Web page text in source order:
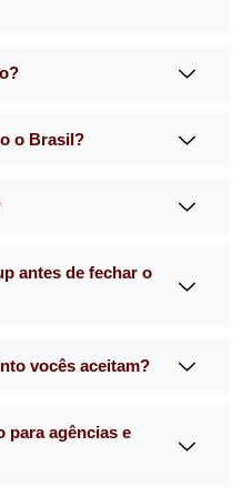
o Brasil?
antes de fechar o
vocês aceitam?
para agências e